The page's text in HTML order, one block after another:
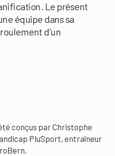
Le présent
équipe dans sa
d’un
conçus par Christophe
PluSport, entraîneur